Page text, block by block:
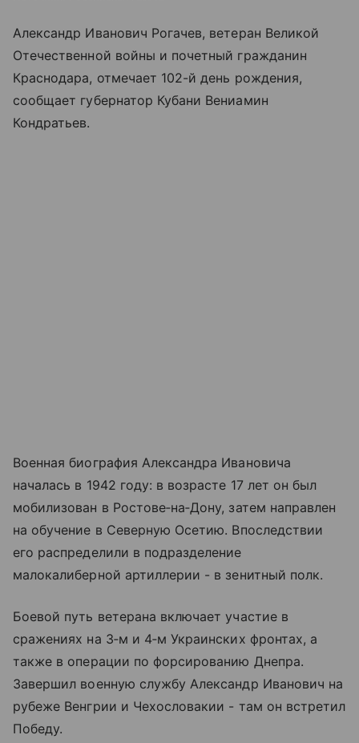
Александр Иванович Рогачев, ветеран Великой
Отечественной войны и почетный гражданин
Краснодара, отмечает 102-й день рождения,
сообщает губернатор Кубани Вениамин
Кондратьев.
Военная биография Александра Ивановича
началась в 1942 году: в возрасте 17 лет он был
мобилизован в Ростове‑на‑Дону, затем направлен
на обучение в Северную Осетию. Впоследствии
его распределили в подразделение
малокалиберной артиллерии - в зенитный полк.
Боевой путь ветерана включает участие в
сражениях на 3‑м и 4‑м Украинских фронтах, а
также в операции по форсированию Днепра.
Завершил военную службу Александр Иванович на
рубеже Венгрии и Чехословакии - там он встретил
Победу.